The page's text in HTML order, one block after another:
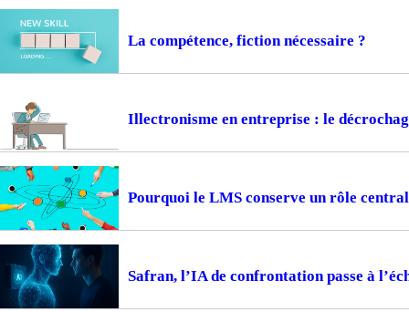
La compétence, fiction nécessaire ?
Illectronisme en entreprise : le
Pourquoi le LMS conserve un rôle
Safran, l’IA de confrontation passe à